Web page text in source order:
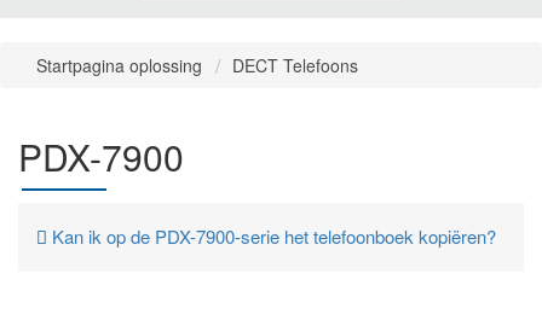
Startpagina oplossing DECT Telefoons
PDX-7900
Kan ik op de PDX-7900-serie het telefoonboek kopiëren?